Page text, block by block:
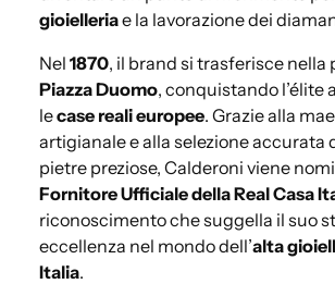
gioielleriae la lavorazione dei
Nel 1870, il brand si trasferisce nella
Piazza Duomo, conquistando l’élite
lecase reali europee. Grazie alla
artigianale e alla selezione accurata
pietre preziose, Calderoni viene
Fornitore Ufficiale della Real Casa
riconoscimento che suggella il suo
eccellenza nel mondo dell’alta
Italia.